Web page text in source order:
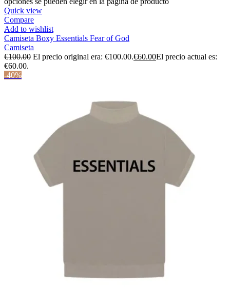
Quick view
Compare
Add to wishlist
Camiseta Boxy Essentials Fear of God
Camiseta
€100.00 El precio original era: €100.00.€60.00El precio actual es:
€60.00.
-40%